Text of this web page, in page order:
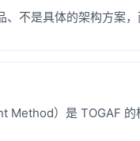
不是具体的架构方案
）是 TOGAF 的